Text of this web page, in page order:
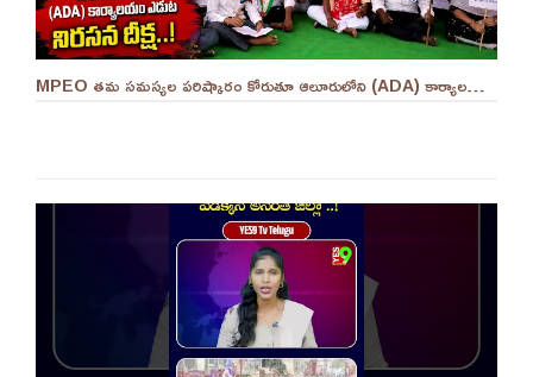
MPEO తమ సమస్యల పరిష్కారం కోరుతూ ఆలూరులోని (ADA) కార్యాలయం ఎదుట దీక్ష ||YES 9TV #kurnool